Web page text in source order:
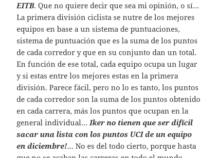
EITB. Que no quiere decir que sea mi opinión, o sí…
La primera división ciclista se nutre de los mejores
equipos en base a un sistema de puntuaciones,
sistema de puntuación que es la suma de los puntos
de cada corredor y que en su conjunto dan un total.
En función de ese total, cada equipo ocupa un lugar
y si estas entre los mejores estas en la primera
división. Parece fácil, pero no lo es tanto, los puntos
de cada corredor son la suma de los puntos obtenido
en cada carrera, más los puntos que ocupan en la
general individual…Iker no tienen que ser difí­cil
sacar una lista con los puntos UCI de un equipo
en diciembre!… No es del todo cierto, porque hasta